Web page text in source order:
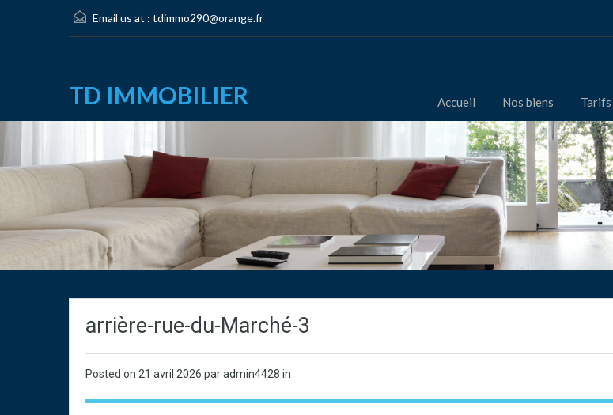
Email us at : tdimmo290@orange.fr
TD IMMOBILIER Accueil Nos biens
arrière-rue-du-Marché-3
Posted on 21 avril 2026 par admin4428 in